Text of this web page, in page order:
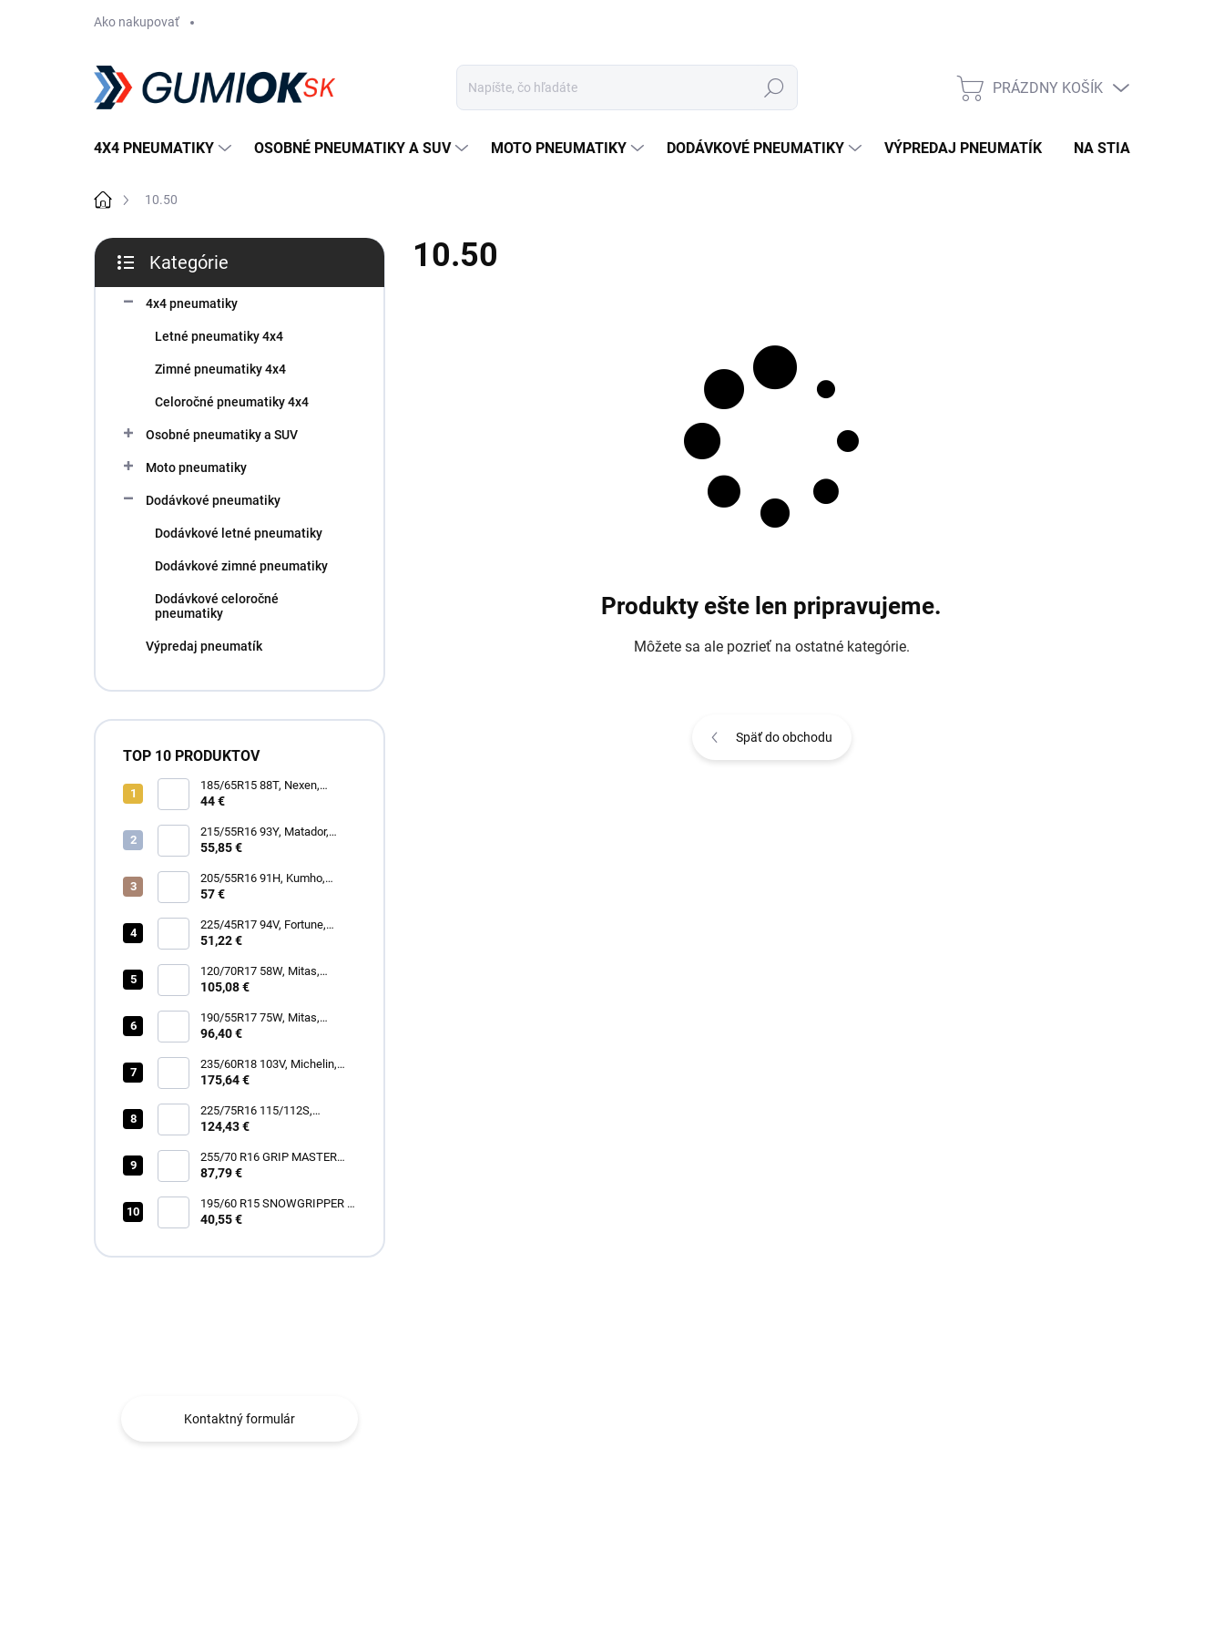
Ako nakupovať
Hľadať
NÁKUPNÝ
PRÁZDNY KOŠÍK
4X4 PNEUMATIKY OSOBNÉ PNEUMATIKY A SUV MOTO PNEUMATIKY DODÁVKOVÉ PNEUMATIKY VÝPREDAJ PNEUMATÍK NA STIAHNUTIE
Domov10.50
B
č
kategórie
Kategórie
4x4 pneumatiky
Letné pneumatiky 4x4
Zimné pneumatiky 4x4
Celoročné pneumatiky 4x4
Osobné pneumatiky a SUV
Moto pneumatiky
Dodávkové pneumatiky
Dodávkové letné pneumatiky
Dodávkové zimné pneumatiky
Dodávkové celoročné
pneumatiky
Výpredaj pneumatík
TOP 10 PRODUKTOV
185/65R15 88T, Nexen,
WINGUARD SNOW G3 WH21
44 €
215/55R16 93Y, Matador,
MP47 HECTORRA 3
55,85 €
205/55R16 91H, Kumho,
WINTERCRAFT WP52+
57 €
225/45R17 94V, Fortune,
SNOWFUN FSR901
51,22 €
120/70R17 58W, Mitas,
SPORTFORCE+
105,08 €
190/55R17 75W, Mitas,
SPORTFORCE+
96,40 €
235/60R18 103V, Michelin,
LATITUDE TOUR HP
175,64 €
225/75R16 115/112S,
Hankook, RF12 DYNAPRO
124,43 €
255/70 R16 GRIP MASTER
C/S [111] H
87,79 €
195/60 R15 SNOWGRIPPER I
[88] H
40,55 €
Kontaktný formulár
10.50
Produkty ešte len pripravujeme.
Môžete sa ale pozrieť na ostatné kategórie.
Späť do obchodu